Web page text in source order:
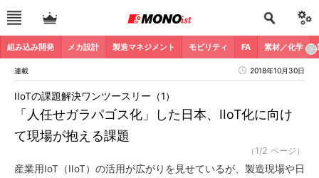
組み込み開発 メカ設計 製造マネジメント モビリティ FA 素材／化学
連載 2018年10月30日
「人任せガラパゴス化」した日本、IIoT化に向け
て現場が抱える課題
IIoTの課題解決ワンツースリー（1）
（1/2 ページ）
産業用IoT（IIoT）の活用が広がりを見せているが、製造現場や日